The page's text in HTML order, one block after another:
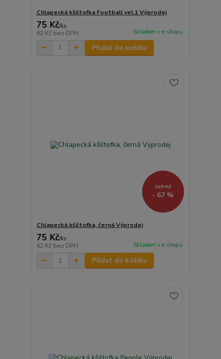
Chlapecká kšiltofka Football vel.1 Výprodej
75 Kč/ks
62 Kč bez DPH Skladem v e-shopu
Přidat do košíku
225 Kč
- 67 %
Chlapecká kšiltofka, černá Výprodej
75 Kč/ks
62 Kč bez DPH Skladem v e-shopu
Přidat do košíku